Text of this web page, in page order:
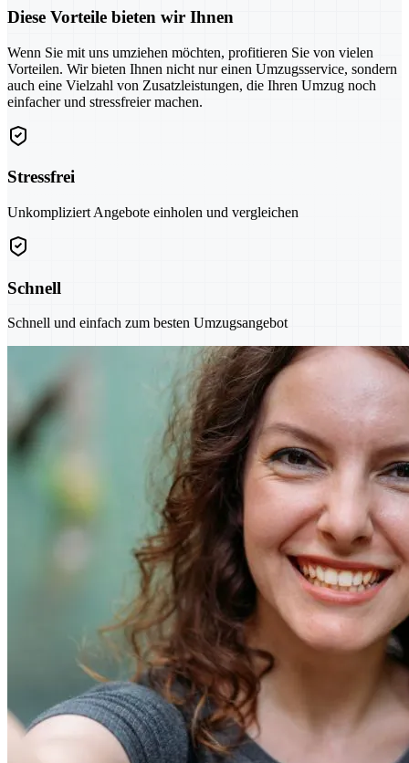
Diese Vorteile bieten wir Ihnen
Wenn Sie mit uns umziehen möchten, profitieren Sie von vielen
Vorteilen. Wir bieten Ihnen nicht nur einen Umzugsservice, sondern
auch eine Vielzahl von Zusatzleistungen, die Ihren Umzug noch
einfacher und stressfreier machen.
Stressfrei
Unkompliziert Angebote einholen und vergleichen
Schnell
Schnell und einfach zum besten Umzugsangebot